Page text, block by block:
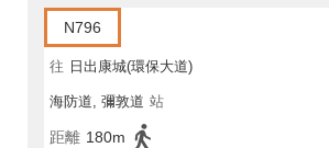
N796
往 日出康城(環保大道)
海防道, 彌敦道 站
距離 180m